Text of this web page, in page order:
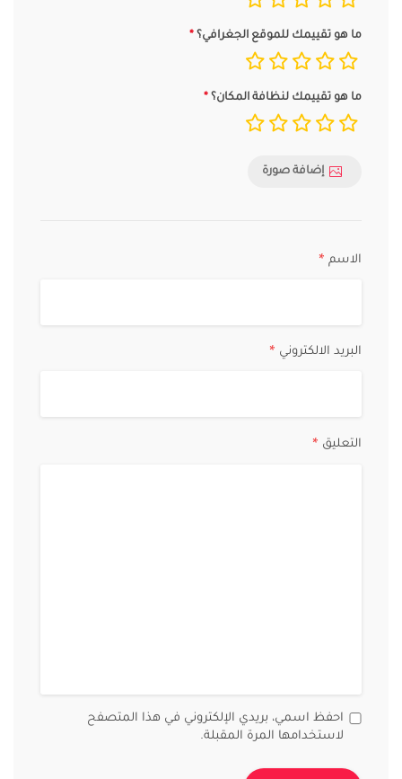
ما هو تقييمك للموقع الجغرافي؟
ما هو تقييمك لنظافة المكان؟
إضافة صورة
الاسم *
البريد الالكتروني *
التعليق *
احفظ اسمي، بريدي الإلكتروني في هذا المتصفح
لاستخدامها المرة المقبلة.